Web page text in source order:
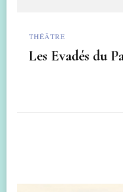
THÉÂTRE
Les Evadés du